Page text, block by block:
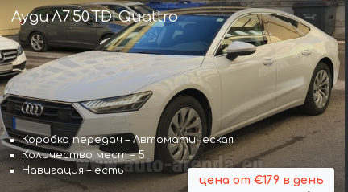
Ауди A7 50 TDI Quattro
Коробка передач – Автоматическая
Количество мест – 5
Навигация – есть
цена от €179 в день